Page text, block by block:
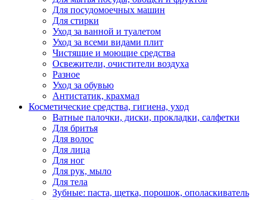
Для посудомоечных машин
Для стирки
Уход за ванной и туалетом
Уход за всеми видами плит
Чистящие и моющие средства
Освежители, очистители воздуха
Разное
Уход за обувью
Антистатик, крахмал
Косметические средства, гигиена, уход
Ватные палочки, диски, прокладки, салфетки
Для бритья
Для волос
Для лица
Для ног
Для рук, мыло
Для тела
Зубные: паста, щетка, порошок, ополаскиватель